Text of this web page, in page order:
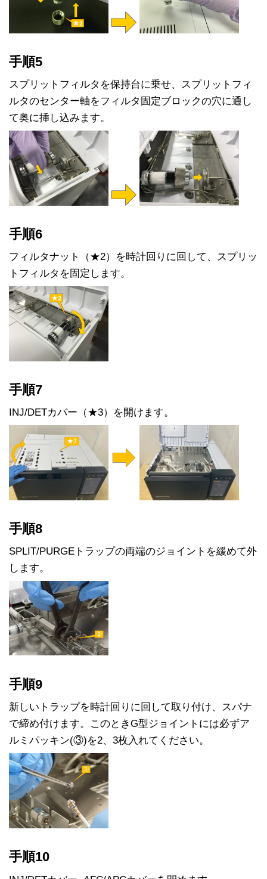
手順5
スプリットフィルタを保持台に乗せ、スプリットフィ
ルタのセンター軸をフィルタ固定ブロックの穴に通し
て奥に挿し込みます。
手順6
フィルタナット（★2）を時計回りに回して、スプリッ
トフィルタを固定します。
手順7
INJ/DETカバー（★3）を開けます。
手順8
SPLIT/PURGEトラップの両端のジョイントを緩めて外
します。
手順9
新しいトラップを時計回りに回して取り付け、スパナ
で締め付けます。このときG型ジョイントには必ずア
ルミパッキン(③)を2、3枚入れてください。
手順10